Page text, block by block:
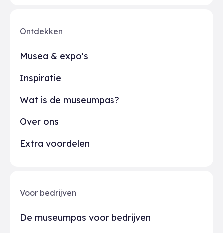
Ontdekken
Musea & expo's
Inspiratie
Wat is de museumpas?
Over ons
Extra voordelen
Voor bedrijven
De museumpas voor bedrijven